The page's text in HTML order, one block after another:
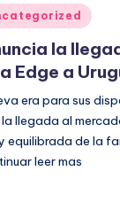
la
Edge a
era para sus
llegada al
equilibrada de la
leer mas